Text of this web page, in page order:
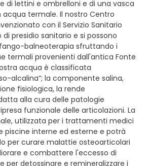
di lettini e ombrelloni e di una vasca
termale. Il nostro Centro
con il Servizio Sanitario
presidio sanitario e si possono
balneoterapia sfruttando i
termali provenienti dall'antica Fonte
acqua è classificata
alcalina”; la componente salina,
fisiologica, la rende
alla cura delle patologie
funzionale delle articolazioni. La
utilizzata per i trattamenti medici
piscine interne ed esterne e potrà
per curare malattie osteoarticolari
e combattere l'eccesso di
per detossinare e remineralizzare i